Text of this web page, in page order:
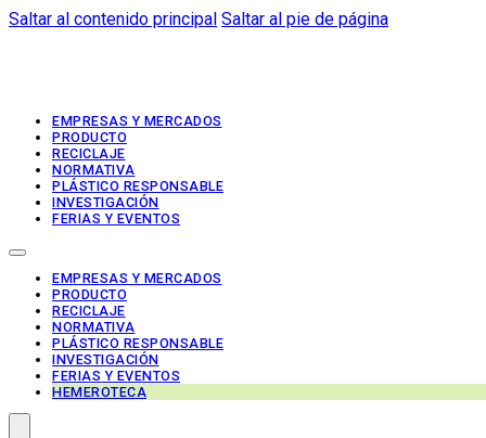
Saltar al contenido principal Saltar al pie de página
EMPRESAS Y MERCADOS
PRODUCTO
RECICLAJE
NORMATIVA
PLÁSTICO RESPONSABLE
INVESTIGACIÓN
FERIAS Y EVENTOS
EMPRESAS Y MERCADOS
PRODUCTO
RECICLAJE
NORMATIVA
PLÁSTICO RESPONSABLE
INVESTIGACIÓN
FERIAS Y EVENTOS
HEMEROTECA